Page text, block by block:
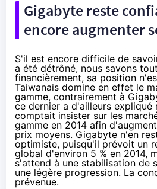
Gigabyte reste
encore augmenter
S'il est encore difficile de
a été détrôné, nous savons
financièrement, sa position
Taiwanais domine en effet le
gamme, contrairement à
ce dernier a d'ailleurs expliqué
comptait insister sur les
gamme en 2014 afin
prix moyens. Gigabyte n'en
optimiste, puisqu'il prévoit un
global d'environ 5 % en 2014,
s'attend à une stabilisation de
une légère progression. La
prévenue.